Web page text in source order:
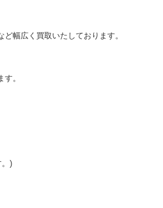
幅広く買取いたしております。
。
。)